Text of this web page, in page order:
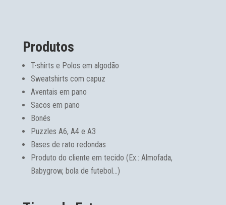
Produtos
T-shirts e Polos em algodão
Sweatshirts com capuz
Aventais em pano
Sacos em pano
Bonés
Puzzles A6, A4 e A3
Bases de rato redondas
Produto do cliente em tecido (Ex.: Almofada,
Babygrow, bola de futebol…)